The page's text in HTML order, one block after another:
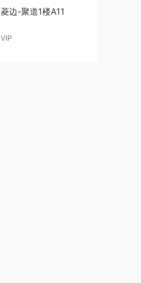
菱边-聚道1楼A11
VIP